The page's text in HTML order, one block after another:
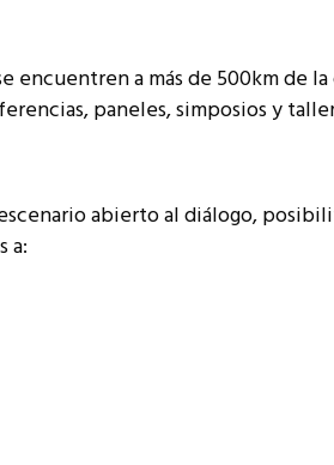
a más de 500km de la
paneles, simposios y
abierto al diálogo,
a: